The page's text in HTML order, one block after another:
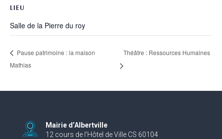
LIEU
Salle de la Pierre du roy
Pause patrimoine : la maison
Mathias
Théâtre : Ressources Humaines
Mairie d’Albertville
12 cours de l’Hôtel de Ville CS 60104